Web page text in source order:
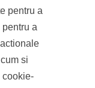
pentru a
a
si
cookie-